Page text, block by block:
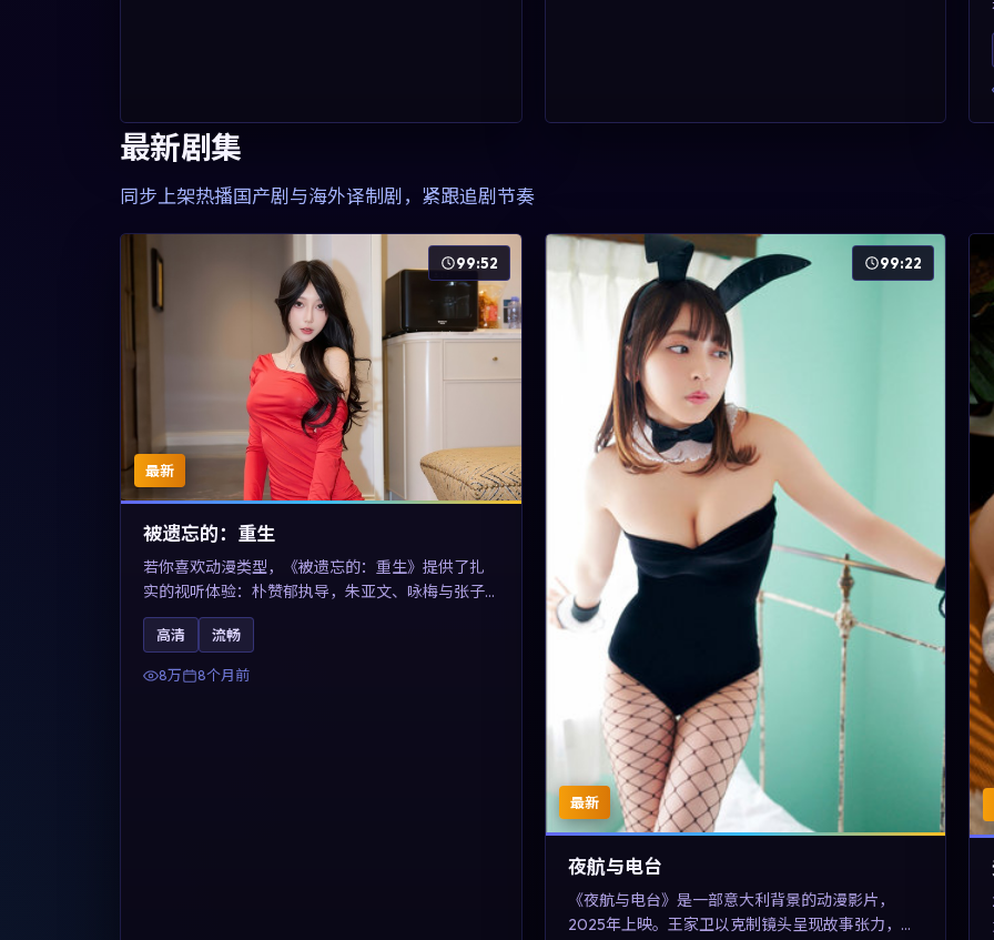
最新剧集
同步上架热播国产剧与海外译制剧，紧跟追剧节奏
最新
99:52
被遗忘的：重生
若你喜欢动漫类型，《被遗忘的：重生》提供了扎
实的视听体验：朴赞郁执导，朱亚文、咏梅与张子
枫共同演绎。影片2025年于法国上映，内容用喜剧
外壳包裹对现实规则的温和反讽，关键词包含高清
流畅、人物关系与情节反转，适合检索「2025动
漫」「法国电影」的用户。
高清 流畅
8万 8个月前
最新
99:22
夜航与电台
《夜航与电台》是一部意大利背景的动漫影片，
2025年上映。王家卫以克制镜头呈现故事张力，刘